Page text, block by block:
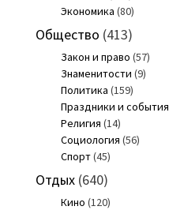
Экономика (80)
Общество (413)
Закон и право (57)
Знаменитости (9)
Политика (159)
Праздники и события
Религия (14)
Социология (56)
Спорт(45)
Отдых(640)
Кино (120)